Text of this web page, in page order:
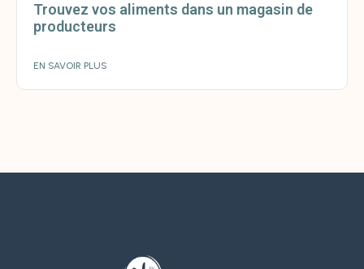
Trouvez vos aliments dans un magasin de
producteurs
EN SAVOIR PLUS